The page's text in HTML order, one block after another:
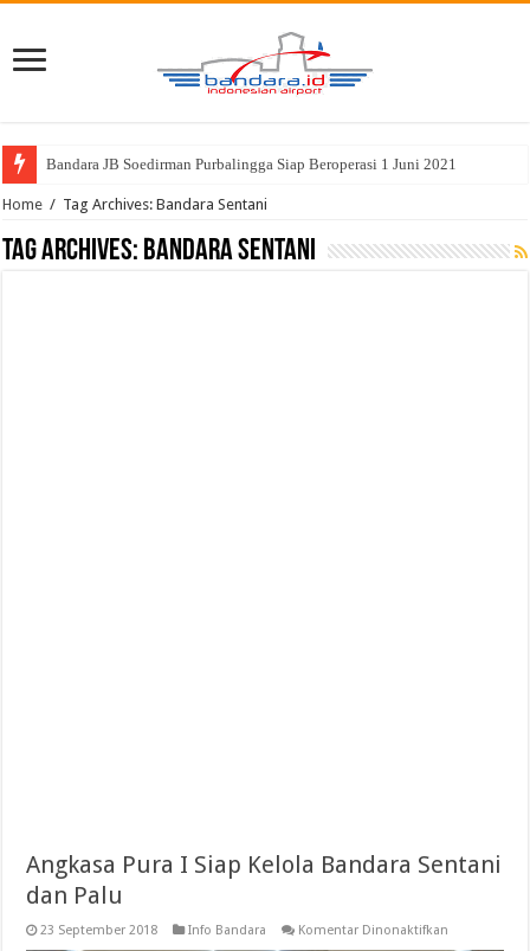
Bandara JB Soedirman Purbalingga Siap Beroperasi 1 Juni 2021
Home / Tag Archives: Bandara Sentani
Tag Archives: Bandara Sentani
Angkasa Pura I Siap Kelola Bandara Sentani
dan Palu
23 September 2018 Info Bandara Komentar Dinonaktifkan